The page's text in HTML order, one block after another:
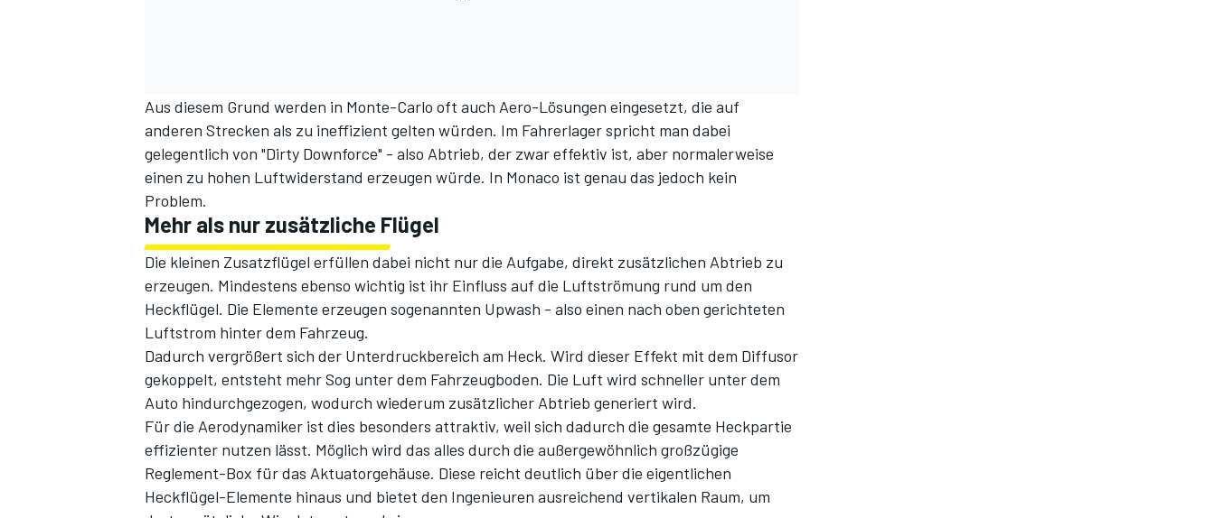
Aus diesem Grund werden in Monte-Carlo oft auch Aero-Lösungen eingesetzt, die auf
anderen Strecken als zu ineffizient gelten würden. Im Fahrerlager spricht man dabei
gelegentlich von "Dirty Downforce" - also Abtrieb, der zwar effektiv ist, aber normalerweise
einen zu hohen Luftwiderstand erzeugen würde. In Monaco ist genau das jedoch kein
Problem.
Mehr als nur zusätzliche Flügel
Die kleinen Zusatzflügel erfüllen dabei nicht nur die Aufgabe, direkt zusätzlichen Abtrieb zu
erzeugen. Mindestens ebenso wichtig ist ihr Einfluss auf die Luftströmung rund um den
Heckflügel. Die Elemente erzeugen sogenannten Upwash - also einen nach oben gerichteten
Luftstrom hinter dem Fahrzeug.
Dadurch vergrößert sich der Unterdruckbereich am Heck. Wird dieser Effekt mit dem Diffusor
gekoppelt, entsteht mehr Sog unter dem Fahrzeugboden. Die Luft wird schneller unter dem
Auto hindurchgezogen, wodurch wiederum zusätzlicher Abtrieb generiert wird.
Für die Aerodynamiker ist dies besonders attraktiv, weil sich dadurch die gesamte Heckpartie
effizienter nutzen lässt. Möglich wird das alles durch die außergewöhnlich großzügige
Reglement-Box für das Aktuatorgehäuse. Diese reicht deutlich über die eigentlichen
Heckflügel-Elemente hinaus und bietet den Ingenieuren ausreichend vertikalen Raum, um